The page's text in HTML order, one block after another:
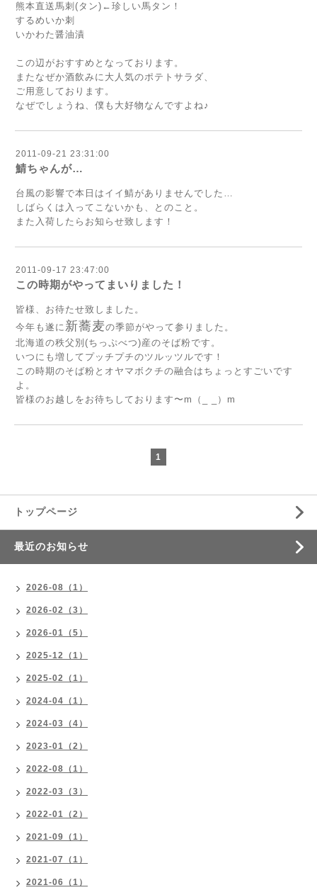
熊本直送馬刺(タン) ←珍しい馬タン！
するめいか刺
いかわた醤油漬
この辺がおすすめとなっております。
またなぜか酒飲みに大人気のポテトサラダ、
ご用意しております。
なぜでしょうね、僕も大好物なんですよね♪
2011-09-21 23:31:00
鯖ちゃんが…
台風の影響で本日はイイ鯖がありませんでした…
しばらくは入ってこないかも、とのこと。
また入荷したらお知らせ致します！
2011-09-17 23:47:00
この時期がやってまいりました！
皆様、お待たせ致しました。
今年も遂に 新蕎麦の季節がやって参りました。
北海道の秩父別(ちっぷべつ)産のそば粉です。
いつにも増して プッチプチのツルッツルです！
この時期のそば粉とオヤマボクチの融合はちょっとすごいです
よ。
皆様のお越しをお待ちしております〜m（_ _）m
1
トップページ
最近のお知らせ
2026-08（1）
2026-02（3）
2026-01（5）
2025-12（1）
2025-02（1）
2024-04（1）
2024-03（4）
2023-01（2）
2022-08（1）
2022-03（3）
2022-01（2）
2021-09（1）
2021-07（1）
2021-06（1）